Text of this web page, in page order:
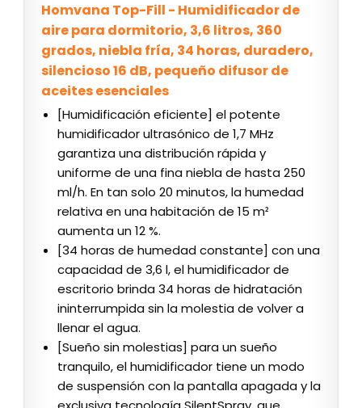
Homvana Top-Fill - Humidificador de
aire para dormitorio, 3,6 litros, 360
grados, niebla fría, 34 horas, duradero,
silencioso 16 dB, pequeño difusor de
aceites esenciales
[Humidificación eficiente] el potente
humidificador ultrasónico de 1,7 MHz
garantiza una distribución rápida y
uniforme de una fina niebla de hasta 250
ml/h. En tan solo 20 minutos, la humedad
relativa en una habitación de 15 m²
aumenta un 12 %.
[34 horas de humedad constante] con una
capacidad de 3,6 l, el humidificador de
escritorio brinda 34 horas de hidratación
ininterrumpida sin la molestia de volver a
llenar el agua.
[Sueño sin molestias] para un sueño
tranquilo, el humidificador tiene un modo
de suspensión con la pantalla apagada y la